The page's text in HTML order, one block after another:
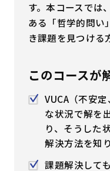
サービスの特
お
お問い合わせ 資
開催
す。本コースでは
ある「哲学的問い
き課題を見つける
このコースが
VUCA（不安
な状況で解を
り、そうした
解決方法を知
課題解決して